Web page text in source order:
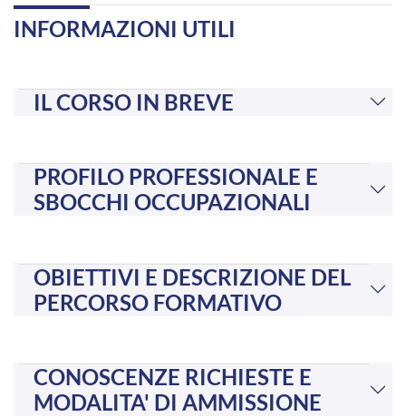
INFORMAZIONI UTILI
IL CORSO IN BREVE
PROFILO PROFESSIONALE E
SBOCCHI OCCUPAZIONALI
OBIETTIVI E DESCRIZIONE DEL
PERCORSO FORMATIVO
CONOSCENZE RICHIESTE E
MODALITA' DI AMMISSIONE